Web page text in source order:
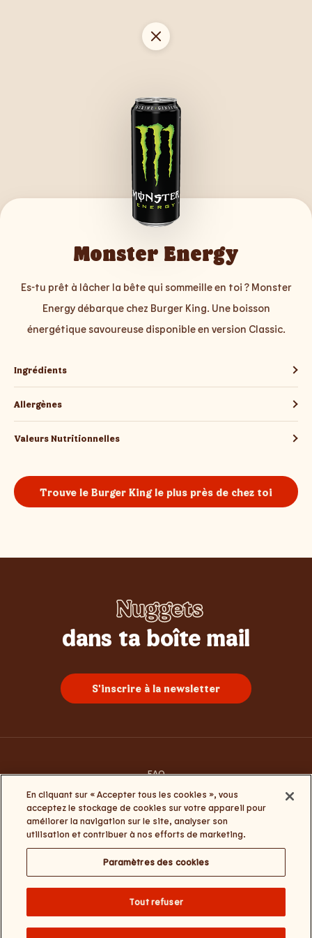
Monster Energy
Es-tu prêt à lâcher la bête qui sommeille en toi ? Monster
Energy débarque chez Burger King. Une boisson
énergétique savoureuse disponible en version Classic.
Ingrédients
Allergènes
Valeurs Nutritionnelles
Trouve le Burger King le plus près de chez toi
Whopper
Nuggets
Frites
Burgers
Poulet
Sundae
dans ta boîte mail
S'inscrire à la newsletter
FAQ
Conditions générales d’utilisation
Termes et conditions Click&Collect et My Burger King
Politique de la vie privée et de cookies
Paramètres des cookies
En cliquant sur « Accepter tous les cookies », vous
acceptez le stockage de cookies sur votre appareil pour
améliorer la navigation sur le site, analyser son
utilisation et contribuer à nos efforts de marketing.
Paramètres des cookies
Tout refuser